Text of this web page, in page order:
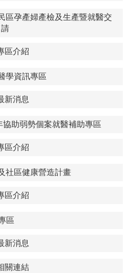
區孕產婦產檢及生產暨就醫交
區介紹
學資訊專區
新消息
協助弱勢個案就醫補助專區
區介紹
社區健康營造計畫
區介紹
區
新消息
關連結